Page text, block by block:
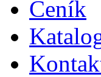
Ceník